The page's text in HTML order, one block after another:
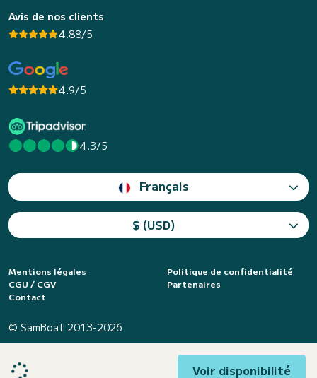
Voir disponibilité
Avis de nos clients
4.88/5
4.9/5
4.3/5
Français
$ (USD)
Mentions légales
Politique de confidentialité
CGU / CGV
Partenaires
Contact
© SamBoat 2013-2026